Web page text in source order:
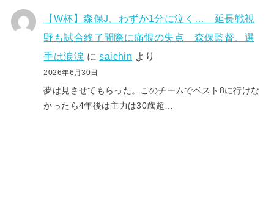
【W杯】森保J、わずか1分に泣く… 延長戦視
野も試合終了間際に痛恨の失点 森保監督、選
手は涙涙 にsaichin より
2026年6月30日
夢は見させてもらった。このチームでベスト8に行けな
かったら4年後は主力は30歳超…